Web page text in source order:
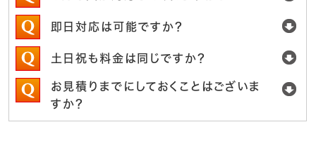
即日対応は可能ですか？
土日祝も料金は同じですか？
お見積りまでにしておくことはございま
すか？